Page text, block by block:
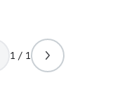
1 / 1